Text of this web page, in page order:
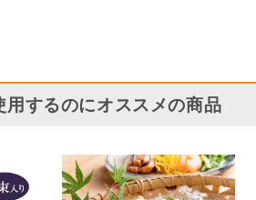
用するのにオススメの商品